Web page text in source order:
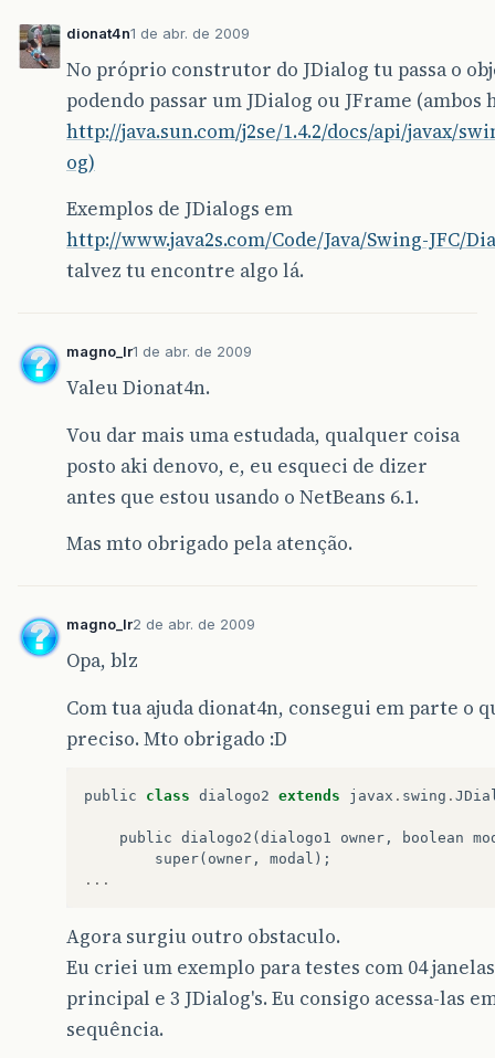
dionat4n1 de abr. de 2009
No próprio construtor do JDialog tu passa o
podendo passar um JDialog ou JFrame (ambos
http://java.sun.com/j2se/1.4.2/docs/api/javax/
og)
Exemplos de JDialogs em
http://www.java2s.com/Code/Java/Swing-JFC/
talvez tu encontre algo lá.
magno_lr1 de abr. de 2009
Valeu Dionat4n.
Vou dar mais uma estudada, qualquer coisa
posto aki denovo, e, eu esqueci de dizer
antes que estou usando o NetBeans 6.1.
Mas mto obrigado pela atenção.
magno_lr2 de abr. de 2009
Opa, blz
Com tua ajuda dionat4n, consegui em parte o
preciso. Mto obrigado :D
public class dialogo2 extends javax . swing .
public dialogo2 (dialogo1 owner , boolean
super( owner , modal );
...
Agora surgiu outro obstaculo.
Eu criei um exemplo para testes com 04
principal e 3 JDialog's. Eu consigo acessa-las
sequência.